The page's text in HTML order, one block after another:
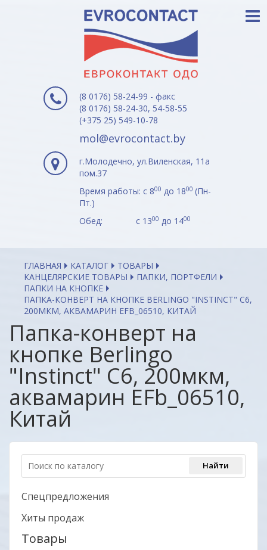
(8 0176) 58-24-99 - факс
(8 0176) 58-24-30, 54-58-55
(+375 25) 549-10-78
mol@evrocontact.by
г.Молодечно, ул.Виленская, 11а
пом.37
Время работы: с 800 до 1800 (Пн-
Пт.)
Обед: с 1300 до 1400
ГЛАВНАЯ КАТАЛОГ
ТОВАРЫ
КАНЦЕЛЯРСКИЕ ТОВАРЫ
ПАПКИ, ПОРТФЕЛИ
ПАПКИ НА КНОПКЕ
ПАПКА-КОНВЕРТ НА КНОПКЕ BERLINGO "INSTINCT" С6,
200МКМ, АКВАМАРИН EFB_06510, КИТАЙ
Папка-конверт на
кнопке Berlingo
"Instinct" С6, 200мкм,
аквамарин EFb_06510,
Китай
Спецпредложения
Хиты продаж
Товары